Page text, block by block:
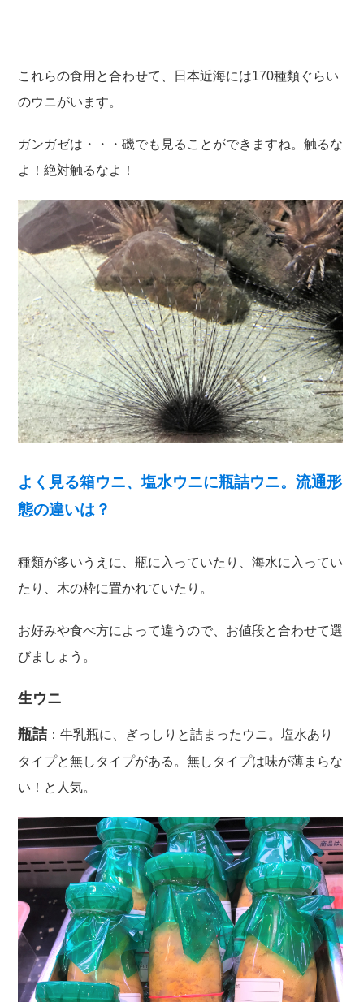
これらの食用と合わせて、日本近海には170種類ぐらい
のウニがいます。
ガンガゼは・・・磯でも見ることができますね。触るな
よ！絶対触るなよ！
よく見る箱ウニ、塩水ウニに瓶詰ウニ。流通形
態の違いは？
種類が多いうえに、瓶に入っていたり、海水に入ってい
たり、木の枠に置かれていたり。
お好みや食べ方によって違うので、お値段と合わせて選
びましょう。
生ウニ
瓶詰 ：牛乳瓶に、ぎっしりと詰まったウニ。塩水あり
タイプと無しタイプがある。無しタイプは味が薄まらな
い！と人気。